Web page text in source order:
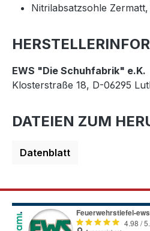
Nitrilabsatzsohle
EWS "Die Schuhfabrik" e.K.
Klosterstraße 18, D-06295
DATEIEN ZUM
Datenblatt